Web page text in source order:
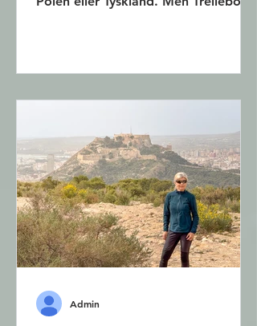
mange palmer, parker, dammer,
naturreservater, vakre sandstrender,
golfbane. I denne artikkelen
beskrives de viktigste
severdighetene i Trelleborg.
Trelleborg er navnet på en ringborg
som ble brukt i vikingtiden.
Ringborgen ble laget ette
Admin